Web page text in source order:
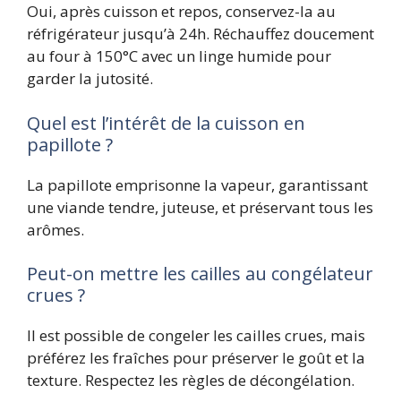
Oui, après cuisson et repos, conservez-la au
réfrigérateur jusqu’à 24h. Réchauffez doucement
au four à 150°C avec un linge humide pour
garder la jutosité.
Quel est l’intérêt de la cuisson en
papillote ?
La papillote emprisonne la vapeur, garantissant
une viande tendre, juteuse, et préservant tous les
arômes.
Peut-on mettre les cailles au congélateur
crues ?
Il est possible de congeler les cailles crues, mais
préférez les fraîches pour préserver le goût et la
texture. Respectez les règles de décongélation.